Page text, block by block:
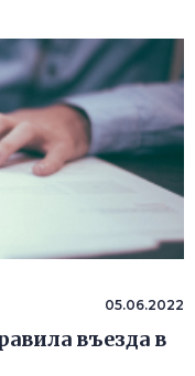
05.06.2022
въезда в